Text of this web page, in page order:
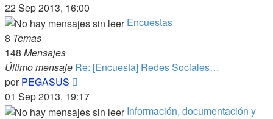
último
mensaje
22 Sep 2013, 16:00
Encuestas
8 Temas
148 Mensajes
Último mensaje Re: [Encuesta] Redes Sociales…
porPEGASUS
último
mensaje
01 Sep 2013, 19:17
Información, documentación y